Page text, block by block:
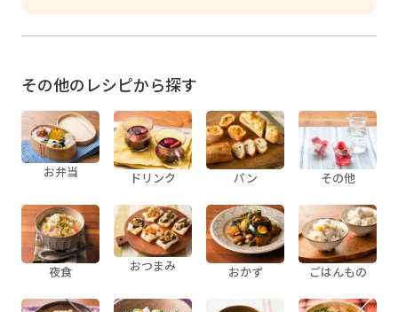
その他のレシピから探す
お弁当 ドリンク パン その他
夜食 おつまみ おかず ごはんもの